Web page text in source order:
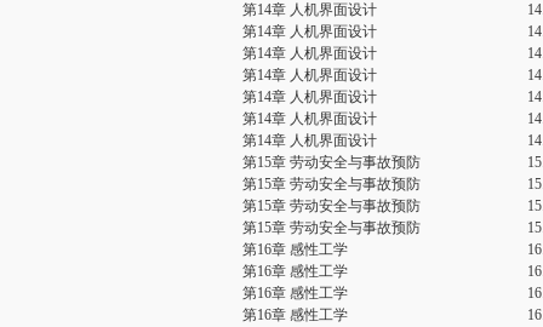
第14章 人机界面设计
第14章 人机界面设计
第14章 人机界面设计
第14章 人机界面设计
第14章 人机界面设计
第14章 人机界面设计
第14章 人机界面设计
第15章 劳动安全与事故预防
第15章 劳动安全与事故预防
第15章 劳动安全与事故预防
第15章 劳动安全与事故预防
第16章 感性工学
第16章 感性工学
第16章 感性工学
第16章 感性工学